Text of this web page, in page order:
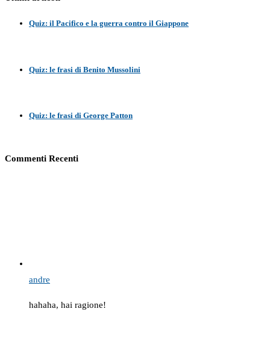
Quiz: il Pacifico e la guerra contro il Giappone
Quiz: le frasi di Benito Mussolini
Quiz: le frasi di George Patton
Commenti Recenti
andre
hahaha, hai ragione!